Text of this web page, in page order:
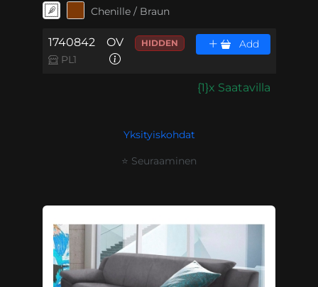
Chenille / Braun
1740842
PL1
OV HIDDEN Add
{1}x Saatavilla
Yksityiskohdat
⭐ Seuraaminen